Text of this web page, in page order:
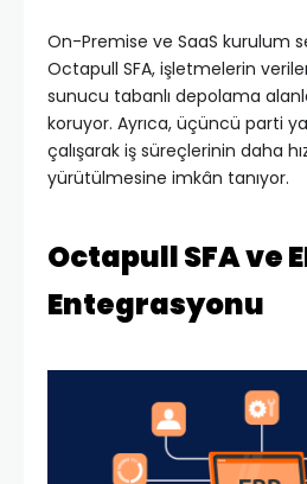
On-Premise ve SaaS kurulum
Octapull SFA, işletmelerin
sunucu tabanlı depolama
koruyor. Ayrıca, üçüncü parti
çalışarak iş süreçlerinin daha
yürütülmesine imkân tanıyor.
Octapull SFA ve
Entegrasyonu